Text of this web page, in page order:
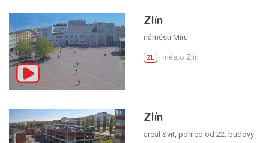
Zlín
náměstí Míru
ZL město Zlín
Zlín
areál Svit, pohled od 22. budovy